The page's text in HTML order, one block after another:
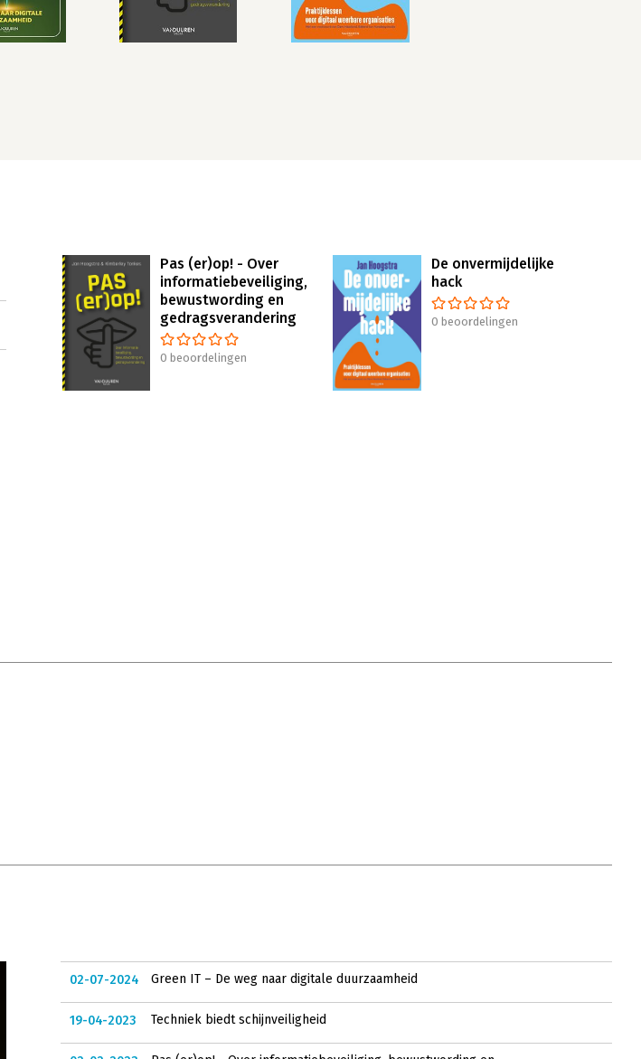
Pas (er)op! - Over
informatiebeveiliging,
bewustwording en
gedragsverandering
0 beoordelingen
De onvermijdelijke
hack
0 beoordelingen
02-07-2024 Green IT – De weg naar digitale duurzaamheid
19-04-2023 Techniek biedt schijnveiligheid